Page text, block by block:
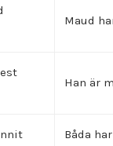
Maud
Han är
Båda